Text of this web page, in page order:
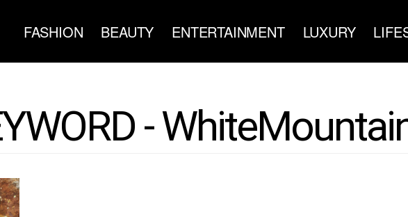
FASHION BEAUTY ENTERTAINMENT LUXURY
-